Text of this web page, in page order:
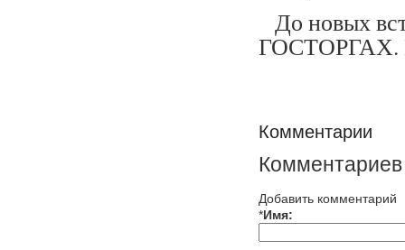
До новых
ГОСТОРГАХ.
Комментарии
Комментариев
Добавить комментарий
*Имя: